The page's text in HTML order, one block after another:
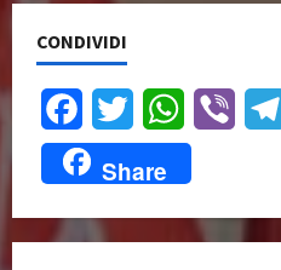
CONDIVIDI
FacebookTwitter WhatsApp
Viber
Share